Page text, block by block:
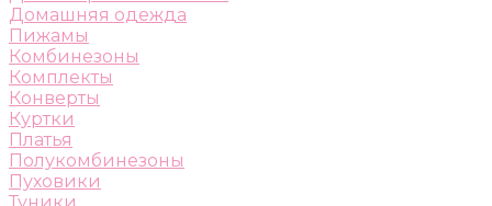
Домашняя одежда
Пижамы
Комбинезоны
Комплекты
Конверты
Куртки
Платья
Полукомбинезоны
Пуховики